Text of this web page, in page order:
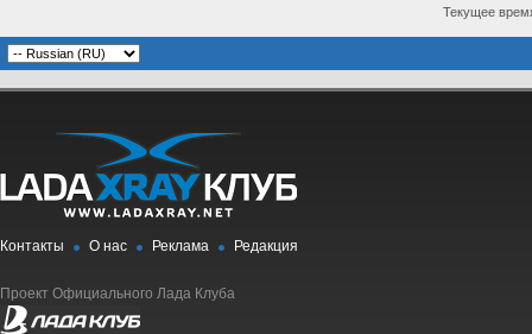
Текущее
Контакты О нас Реклама Редакция
Проект Официального Лада Клуба